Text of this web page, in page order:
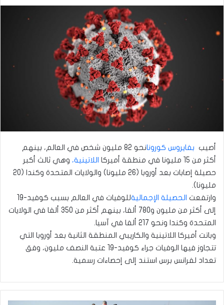
أصيب بفايروس كورونا
نحو 82 مليون شخص في العالم، بينهم
أكثر من 15 مليونا في منطقة أميركا
اللاتينية، وهي ثالث أكبر
حصيلة إصابات بعد أوروبا (26 مليونا) والولايات المتحدة وكندا (20
مليونا).
وارتفعت
الحصيلة الإجمالية
للوفيات في العالم بسبب كوفيد-19
إلى أكثر من مليون و780 ألفا، بينهم أكثر من 350 ألفا في الولايات
المتحدة وكندا ونحو 217 ألفا في آسيا.
وباتت أميركا اللاتينية والكاريبي المنطقة الثانية بعد أوروبا التي
تتجاوز فيها الوفيات جراء كوفيد-19 عتبة النصف مليون، وفق
تعداد لفرانس برس استند إلى إحصاءات رسمية.